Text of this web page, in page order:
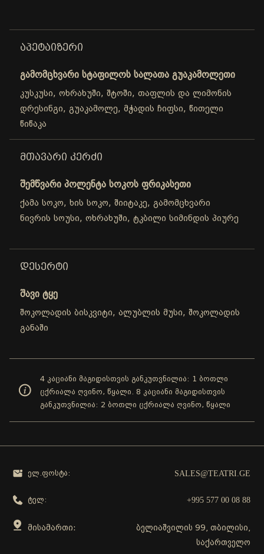
ᲐᲞᲔᲢᲐᲘᲖᲔᲠᲘ
გამომცხვარი სტაფილოს სალათა გუაკამოლეთი
კუსკუსი, ოხრახუში, შტოში, თაფლის და ლიმონის
დრესინგი, გუაკამოლე, მჭადის ჩიფსი, წითელი
წიწაკა
ᲛᲗᲐᲕᲐᲠᲘ ᲙᲔᲠᲫᲘ
შემწვარი პოლენტა სოკოს ფრიკასეთი
ქამა სოკო, ხის სოკო, შიიტაკე, გამომცხვარი
ნივრის სოუსი, ოხრახუში, ტკბილი სიმინდის პიურე
ᲓᲔᲡᲔᲠᲢᲘ
შავი ტყე
შოკოლადის ბისკვიტი, ალუბლის მუსი, შოკოლადის
განაში
4 კაციანი მაგიდისთვის განკუთვნილია: 1 ბოთლი
ცქრიალა ღვინო, წყალი. 8 კაციანი მაგიდისთვის
განკუთვნილია: 2 ბოთლი ცქრიალა ღვინო, წყალი
ელ.ფოსტა: SALES@TEATRI.GE
ტელ: +995 577 00 08 88
მისამართი:
ბელიაშვილის 99, თბილისი,
საქართველო